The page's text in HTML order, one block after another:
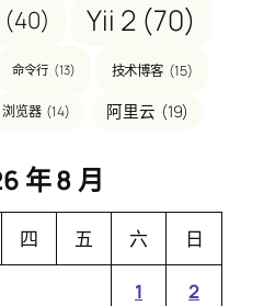
(40) Yii 2 (70)
命令行 (13) 技术博客 (15)
浏览器 (14) 阿里云 (19)
年 8 月
四 五 六 日
1 2